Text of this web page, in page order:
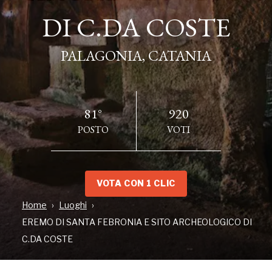
DI C.DA COSTE
PALAGONIA, CATANIA
81°
POSTO
920
VOTI
VOTA CON 1 CLIC
Home
Luoghi
EREMO DI SANTA FEBRONIA E SITO ARCHEOLOGICO DI
C.DA COSTE
PALAGONIA, CATANIA
INDIRIZZO
Via Archi, PALAGONIA, CT